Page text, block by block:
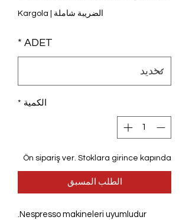
الضريبة شاملة Kargola
ADET
*
الكمية *
Ön sipariş ver. Stoklara girince kapında
الطلب المسبق
Nespresso makineleri uyumludur.